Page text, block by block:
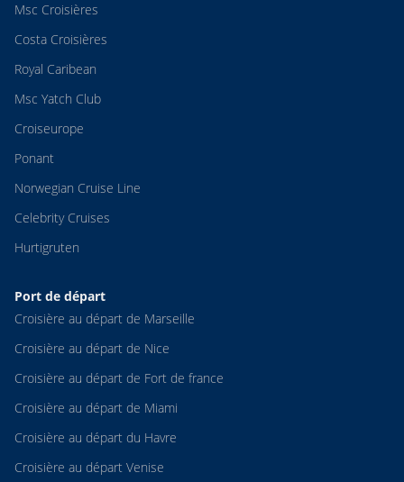
Msc Croisières
Costa Croisières
Royal Caribean
Msc Yatch Club
Croiseurope
Ponant
Norwegian Cruise Line
Celebrity Cruises
Hurtigruten
Port de départ
Croisière au départ de Marseille
Croisière au départ de Nice
Croisière au départ de Fort de france
Croisière au départ de Miami
Croisière au départ du Havre
Croisière au départ Venise